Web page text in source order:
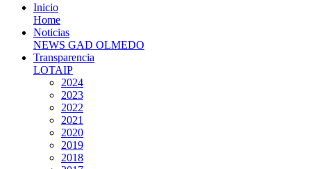
Inicio
Home
Noticias
NEWS GAD OLMEDO
Transparencia
LOTAIP
2024
2023
2022
2021
2020
2019
2018